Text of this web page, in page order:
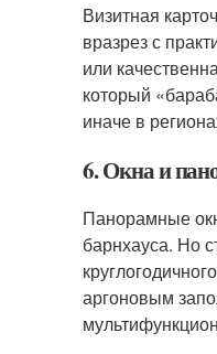
Визитная
вразрез с
или
который
иначе в
6. Окна и
Панорамные
барнхауса. Но
аргоновым